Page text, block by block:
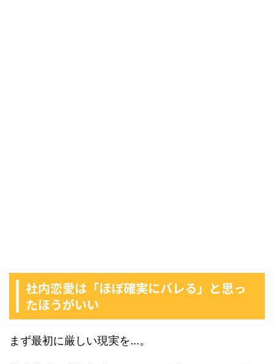
社内恋愛は「ほぼ確実にバレる」と思っ
たほうがいい
まず最初に厳しい現実を…。